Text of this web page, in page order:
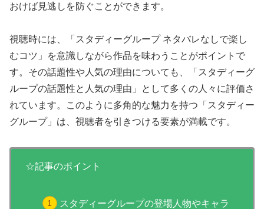
おけば見逃しを防ぐことができます。
視聴時には、「スタディーグループ ネタバレなしで楽し
むコツ」を意識しながら作品を味わうことがポイントで
す。その話題性や人気の理由についても、「スタディーグ
ループの話題性と人気の理由」として多くの人々に評価さ
れています。このように多角的な魅力を持つ「スタディー
グループ」は、視聴者を引きつける要素が満載です。
☆記事のポイント
スタディーグループの登場人物やキャラ